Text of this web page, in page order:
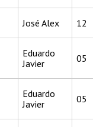
José Alex 12
Eduardo
Javier
05
Eduardo
Javier
05